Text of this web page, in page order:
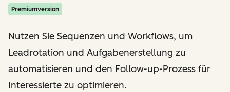
Premiumversion
Nutzen Sie Sequenzen und Workflows, um
Leadrotation und Aufgabenerstellung zu
automatisieren und den Follow-up-Prozess für
Interessierte zu optimieren.